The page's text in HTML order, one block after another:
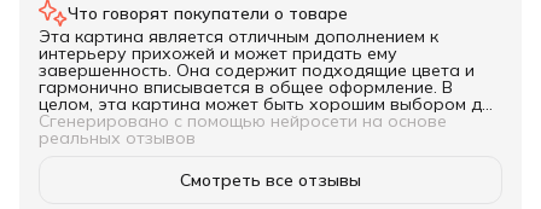
Что говорят покупатели о товаре
Эта картина является отличным дополнением к
интерьеру прихожей и может придать ему
завершенность. Она содержит подходящие цвета и
гармонично вписывается в общее оформление. В
целом, эта картина может быть хорошим выбором для
тех, кто ищет стильное дополнение к интерьеру.
Сгенерировано с помощью нейросети на основе
реальных отзывов
Смотреть все отзывы